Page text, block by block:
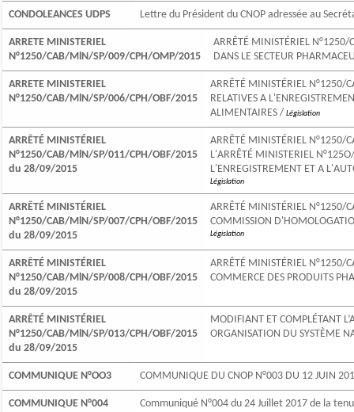
CONDOLEANCES UDPS Lettre du Président du CNOP adressée au
ARRETE MINISTERIEL
N°1250/CAB/MlN/SP/009/CPH/OMP/2015
ARRÊTÉ MINISTÉRIEL N°1250/
DANS LE SECTEUR
ARRETE MINISTERIEL
N°1250/CAB/MlN/SP/006/CPH/OBF/2015
ARRÊTÉ MINISTÉRIEL N°1250/
RELATIVES A
ALIMENTAIRES / Législation
ARRÊTÉ MINISTÉRIEL
N°1250/CAB/MlN/SP/011/CPH/OBF/2015
du 28/09/2015
ARRÊTÉ MINISTÉRIEL
L'ARRÊTÉ MINISTERIEL
L'ENREGISTREMENT ET A
Législation
ARRÊTÉ MINISTÉRIEL
N°1250/CAB/MlN/SP/007/CPH/OBF/2015
du 28/09/2015
ARRÊTÉ MINISTÉRIEL N°1250/
COMMISSION
Législation
ARRÊTÉ MINISTÉRIEL
N°1250/CAB/MlN/SP/008/CPH/OBF/2015
du 28/09/2015
ARRÊTÉ MINISTÉRIEL
COMMERCE DES PRODUITS
ARRÊTÉ MINISTÉRIEL
N°1250/CAB/MlN/SP/013/CPH/OBF/2015
du 28/09/2015
MODIFIANT ET COMPLÉTANT
ORGANISATION DU SYSTÈME
COMMUNIQUE N°OO3 COMMUNIQUE DU CNOP N°003 DU 12 JUIN
COMMUNIQUE N°004 Communiqué N°004 du 24 Juillet 2017 de la